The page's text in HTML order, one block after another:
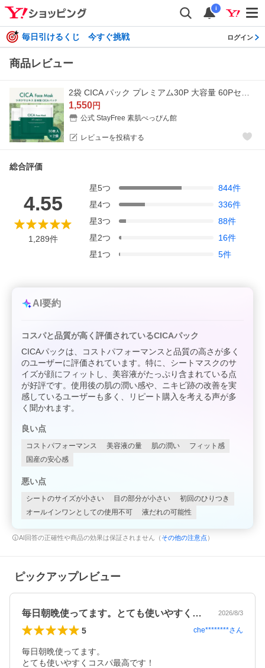
i
毎日引けるくじ 今すぐ挑戦 ログイン
商品レビュー
1,550円
公式 StayFree 素肌べっぴん館
レビューを投稿する
総合評価
4.55
1,289件
星5つ 844件
星4つ 336件
星3つ 88件
星2つ 16件
星1つ 5件
AI要約
コスパと品質が高く評価されているCICAパック
CICAパックは、コストパフォーマンスと品質の高さが多く
のユーザーに評価されています。特に、シートマスクのサ
イズが顔にフィットし、美容液がたっぷり含まれている点
が好評です。使用後の肌の潤い感や、ニキビ跡の改善を実
感しているユーザーも多く、リピート購入を考える声が多
く聞かれます。
良い点
コストパフォーマンス 美容液の量 肌の潤い
フィット感
国産の安心感
悪い点
シートのサイズが小さい 目の部分が小さい
初回のひりつき
オールインワンとしての使用不可
液だれの可能性
AI回答の正確性や商品の効果は保証されません（ その他の注意点 ）
ピックアップレビュー
毎日朝晩使ってます。とても使いやすくコ… 2026/8/3
5 che********さん
毎日朝晩使ってます。
とても使いやすくコスパ最高です！